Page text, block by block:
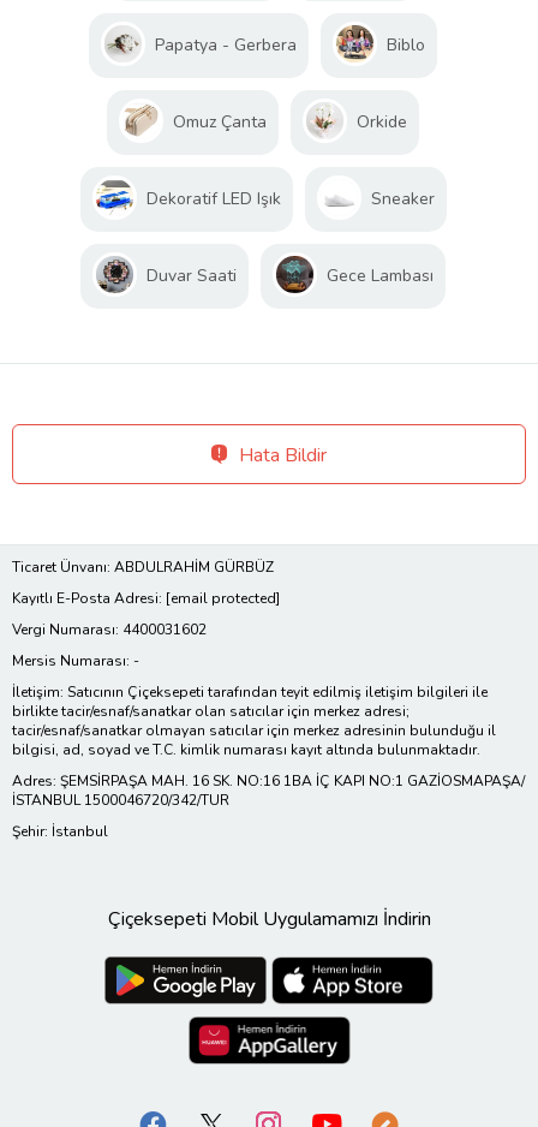
Papatya - Gerbera Biblo
Omuz Çanta Orkide
Dekoratif LED Işık Sneaker
Duvar Saati Gece Lambası
Hata Bildir
Ticaret Ünvanı: ABDULRAHİM GÜRBÜZ
Kayıtlı E-Posta Adresi: [email protected]
Vergi Numarası: 4400031602
Mersis Numarası: -
İletişim: Satıcının Çiçeksepeti tarafından teyit edilmiş iletişim bilgileri ile
birlikte tacir/esnaf/sanatkar olan satıcılar için merkez adresi;
tacir/esnaf/sanatkar olmayan satıcılar için merkez adresinin bulunduğu il
bilgisi, ad, soyad ve T.C. kimlik numarası kayıt altında bulunmaktadır.
Adres: ŞEMSİRPAŞA MAH. 16 SK. NO:16 1BA İÇ KAPI NO:1 GAZİOSMAPAŞA/
İSTANBUL 1500046720/342/TUR
Şehir: İstanbul
Çiçeksepeti Mobil Uygulamamızı İndirin